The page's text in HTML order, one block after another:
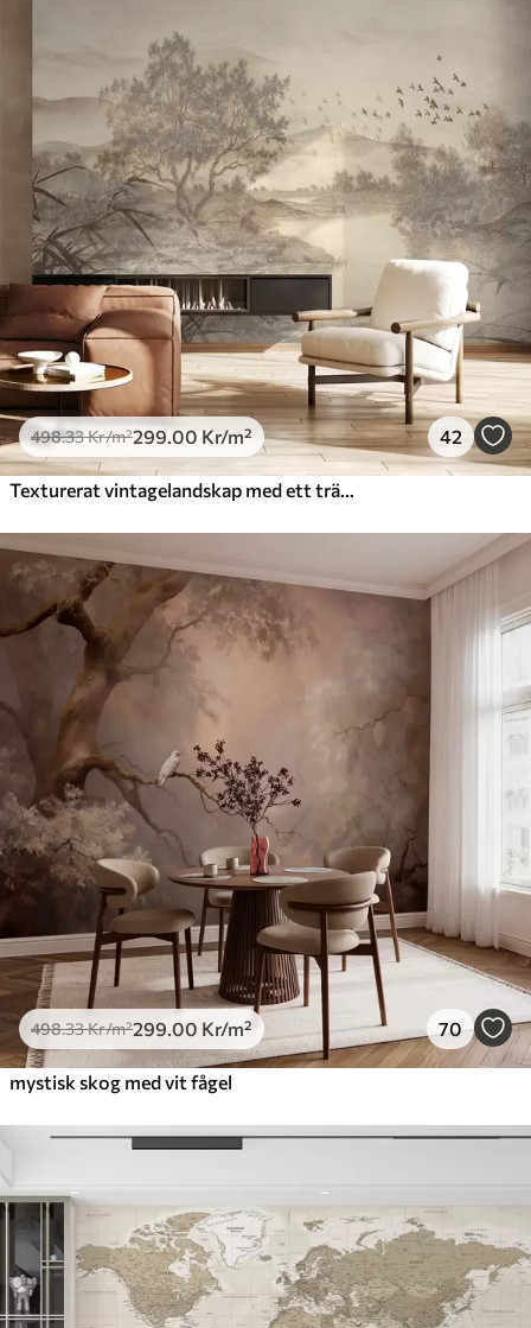
498.33Kr/m²299 .00 Kr/m² 42
498.33Kr/m²299 .00 Kr/m² 70
mystisk skog med vit fågel